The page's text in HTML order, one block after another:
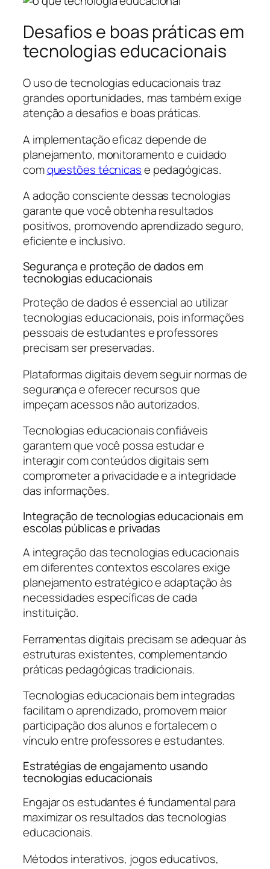
Desafios e boas práticas em
tecnologias educacionais
O uso de tecnologias educacionais traz
grandes oportunidades, mas também exige
atenção a desafios e boas práticas.
A implementação eficaz depende de
planejamento, monitoramento e cuidado
comquestões técnicase pedagógicas.
A adoção consciente dessas tecnologias
garante que você obtenha resultados
positivos, promovendo aprendizado seguro,
eficiente e inclusivo.
Segurança e proteção de dados em
tecnologias educacionais
Proteção de dados é essencial ao utilizar
tecnologias educacionais, pois informações
pessoais de estudantes e professores
precisam ser preservadas.
Plataformas digitais devem seguir normas de
segurança e oferecer recursos que
impeçam acessos não autorizados.
Tecnologias educacionais confiáveis
garantem que você possa estudar e
interagir com conteúdos digitais sem
comprometer a privacidade e a integridade
das informações.
Integração de tecnologias educacionais em
escolas públicas e privadas
A integração das tecnologias educacionais
em diferentes contextos escolares exige
planejamento estratégico e adaptação às
necessidades específicas de cada
instituição.
Ferramentas digitais precisam se adequar às
estruturas existentes, complementando
práticas pedagógicas tradicionais.
Tecnologias educacionais bem integradas
facilitam o aprendizado, promovem maior
participação dos alunos e fortalecem o
vínculo entre professores e estudantes.
Estratégias de engajamento usando
tecnologias educacionais
Engajar os estudantes é fundamental para
maximizar os resultados das tecnologias
educacionais.
Métodos interativos, jogos educativos,